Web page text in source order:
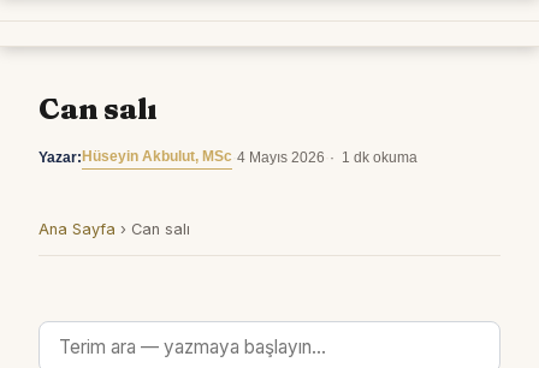
Can salı
Yazar: Hüseyin Akbulut, MSc 4 Mayıs 2026 1 dk okuma
Ana Sayfa › Can salı